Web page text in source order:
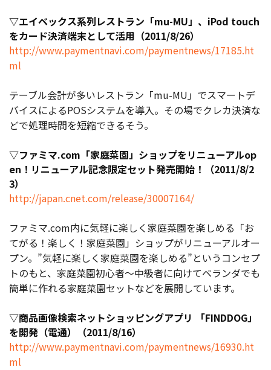
▽エイベックス系列レストラン「mu-MU」、iPod touch
をカード決済端末として活用（2011/8/26）
http://www.paymentnavi.com/paymentnews/17185.ht
ml
テーブル会計が多いレストラン「mu-MU」でスマートデ
バイスによるPOSシステムを導入。その場でクレカ決済な
どで処理時間を短縮できるそう。
▽ファミマ.com「家庭菜園」ショップをリニューアルop
en！リニューアル記念限定セット発売開始！（2011/8/2
3）
http://japan.cnet.com/release/30007164/
ファミマ.com内に気軽に楽しく家庭菜園を楽しめる「お
てがる！楽しく！家庭菜園」ショップがリニューアルオー
プン。”気軽に楽しく家庭菜園を楽しめる”というコンセプ
トのもと、家庭菜園初心者～中級者に向けてベランダでも
簡単に作れる家庭菜園セットなどを展開しています。
▽商品画像検索ネットショッピングアプリ 「FINDDOG」
を開発（電通）（2011/8/16）
http://www.paymentnavi.com/paymentnews/16930.ht
ml